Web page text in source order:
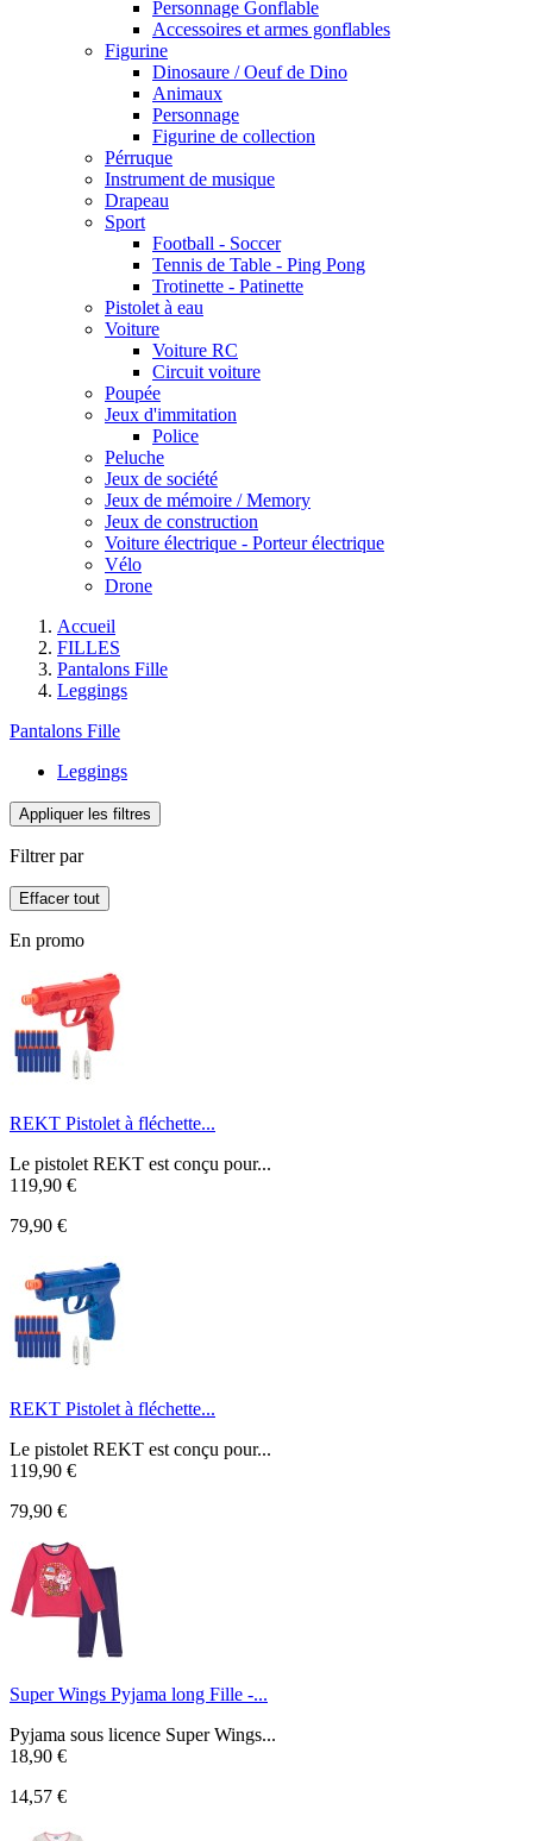
Personnage Gonflable
Accessoires et armes gonflables
Figurine
Dinosaure / Oeuf de Dino
Animaux
Personnage
Figurine de collection
Pérruque
Instrument de musique
Drapeau
Sport
Football - Soccer
Tennis de Table - Ping Pong
Trotinette - Patinette
Pistolet à eau
Voiture
Voiture RC
Circuit voiture
Poupée
Jeux d'immitation
Police
Peluche
Jeux de société
Jeux de mémoire / Memory
Jeux de construction
Voiture électrique - Porteur électrique
Vélo
Drone
Accueil
FILLES
Pantalons Fille
Leggings
Pantalons Fille
Leggings
Appliquer les filtres
Filtrer par
Effacer tout
En promo
REKT Pistolet à fléchette...
Le pistolet REKT est conçu pour...
119,90 €
79,90 €
REKT Pistolet à fléchette...
Le pistolet REKT est conçu pour...
119,90 €
79,90 €
Super Wings Pyjama long Fille -...
Pyjama sous licence Super Wings...
18,90 €
14,57 €